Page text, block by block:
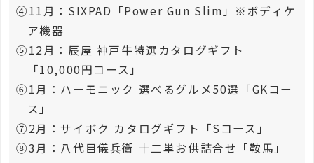
④11月：SIXPAD「Power Gun Slim」※ボディケ
ア機器
⑤12月：辰屋 神戸牛特選カタログギフト
「10,000円コース」
⑥1月：ハーモニック 選べるグルメ50選「GKコー
ス」
⑦2月：サイボク カタログギフト「Sコース」
⑧3月：八代目儀兵衛 十二単お供詰合せ「鞍馬」